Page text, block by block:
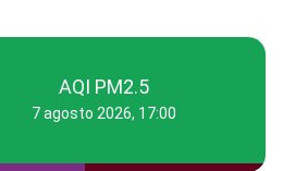
AQI PM2.5
7 agosto 2026, 17:00